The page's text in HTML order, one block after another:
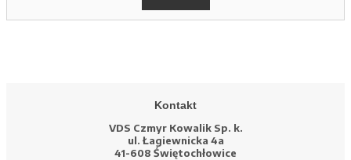
Kontakt
VDS Czmyr Kowalik Sp. k.
ul. Łagiewnicka 4a
41-608 Świętochłowice